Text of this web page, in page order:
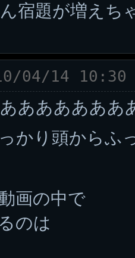
宿題が増えち
04/14 10:30
ああああああ
かり頭からふ
画の中で
のは